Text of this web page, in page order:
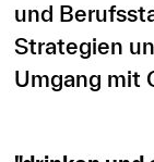
und
Strategien
Umgang mit